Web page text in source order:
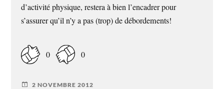
d’activité physique, restera à bien l’encadrer pour
s’assurer qu’il n’y a pas (trop) de débordements!
0 0
2 NOVEMBRE 2012